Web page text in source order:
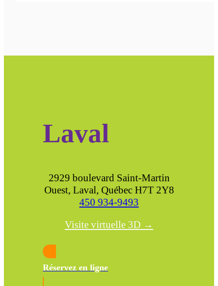
Laval
2929 boulevard Saint-Martin
Ouest, Laval, Québec H7T 2Y8
450 934-9493
Visite virtuelle 3D →
Réservez en ligne